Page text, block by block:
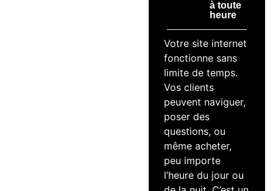
à toute
heure
Votre site internet
fonctionne sans
limite de temps.
Vos clients
peuvent naviguer,
poser des
questions, ou
même acheter,
peu importe
l’heure du jour ou